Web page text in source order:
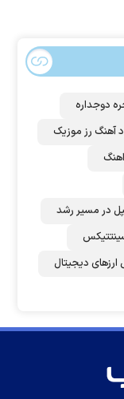
دوجداره
آهنگ رز‌ موزیک
در مسیر رشد
دیجیتال